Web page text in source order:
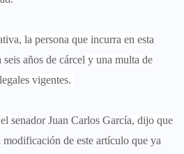
la persona que incurra en esta
seis años de cárcel y una multa de
vigentes.
senador Juan Carlos García, dijo que
de este artículo que ya